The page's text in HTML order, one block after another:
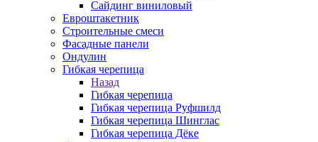
Сайдинг виниловый
Евроштакетник
Строительные смеси
Фасадные панели
Ондулин
Гибкая черепица
Назад
Гибкая черепица
Гибкая черепица Руфшилд
Гибкая черепица Шинглас
Гибкая черепица Дёке